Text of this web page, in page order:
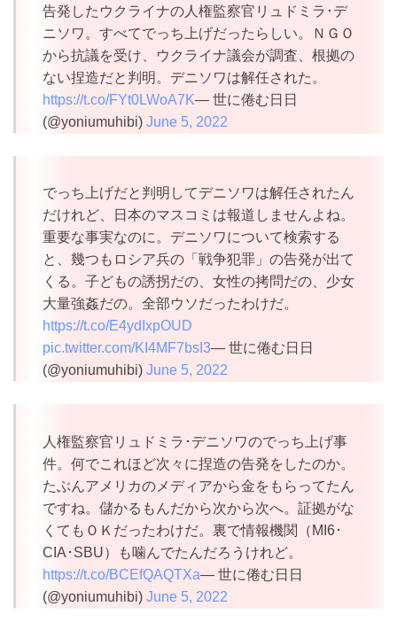
告発したウクライナの人権監察官リュドミラ･デ
ニソワ。すべてでっち上げだったらしい。ＮＧＯ
から抗議を受け、ウクライナ議会が調査、根拠の
ない捏造だと判明。デニソワは解任された。
https://t.co/FYt0LWoA7K— 世に倦む日日
(@yoniumuhibi) June 5, 2022
でっち上げだと判明してデニソワは解任されたん
だけれど、日本のマスコミは報道しませんよね。
重要な事実なのに。デニソワについて検索する
と、幾つもロシア兵の「戦争犯罪」の告発が出て
くる。子どもの誘拐だの、女性の拷問だの、少女
大量強姦だの。全部ウソだったわけだ。
https://t.co/E4ydIxpOUD
pic.twitter.com/KI4MF7bsI3— 世に倦む日日
(@yoniumuhibi) June 5, 2022
人権監察官リュドミラ･デニソワのでっち上げ事
件。何でこれほど次々に捏造の告発をしたのか。
たぶんアメリカのメディアから金をもらってたん
ですね。儲かるもんだから次から次へ。証拠がな
くてもＯＫだったわけだ。裏で情報機関（MI6･
CIA･SBU）も噛んでたんだろうけれど。
https://t.co/BCEfQAQTXa— 世に倦む日日
(@yoniumuhibi) June 5, 2022